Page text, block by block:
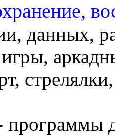
данных,
программы